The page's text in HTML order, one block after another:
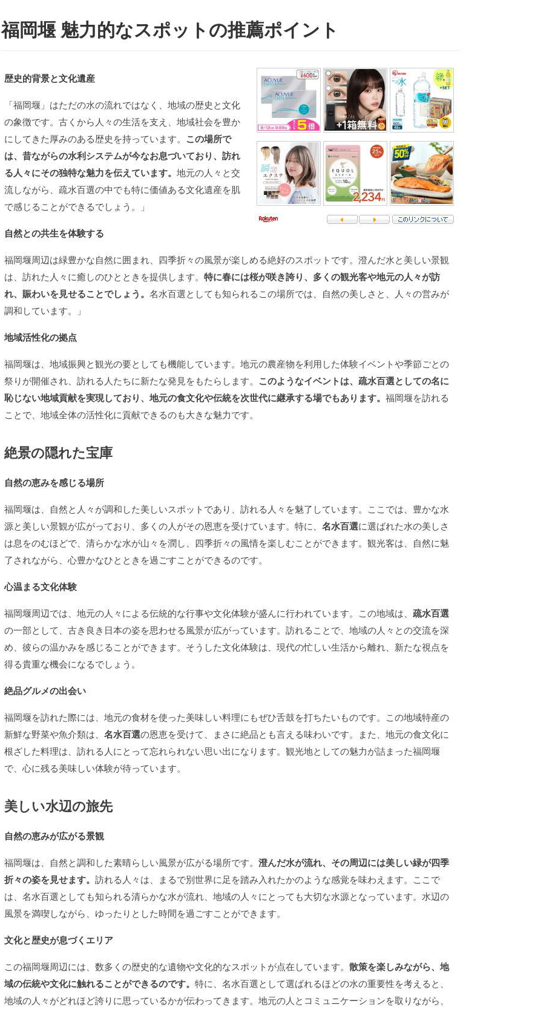
福岡堰 魅力的なスポットの推薦ポイント
歴史的背景と文化遺産
「福岡堰」はただの水の流れではなく、地域の歴史と文化
の象徴です。古くから人々の生活を支え、地域社会を豊か
にしてきた厚みのある歴史を持っています。 この場所で
は、昔ながらの水利システムが今なお息づいており、訪れ
る人々にその独特な魅力を伝えています。 地元の人々と交
流しながら、疏水百選の中でも特に価値ある文化遺産を肌
で感じることができるでしょう。」
自然との共生を体験する
福岡堰周辺は緑豊かな自然に囲まれ、四季折々の風景が楽しめる絶好のスポットです。澄んだ水と美しい景観
は、訪れた人々に癒しのひとときを提供します。 特に春には桜が咲き誇り、多くの観光客や地元の人々が訪
れ、賑わいを見せることでしょう。 名水百選としても知られるこの場所では、自然の美しさと、人々の営みが
調和しています。」
地域活性化の拠点
福岡堰は、地域振興と観光の要としても機能しています。地元の農産物を利用した体験イベントや季節ごとの
祭りが開催され、訪れる人たちに新たな発見をもたらします。 このようなイベントは、疏水百選としての名に
恥じない地域貢献を実現しており、地元の食文化や伝統を次世代に継承する場でもあります。 福岡堰を訪れる
ことで、地域全体の活性化に貢献できるのも大きな魅力です。
絶景の隠れた宝庫
自然の恵みを感じる場所
福岡堰は、自然と人々が調和した美しいスポットであり、訪れる人々を魅了しています。ここでは、豊かな水
源と美しい景観が広がっており、多くの人がその恩恵を受けています。特に、 名水百選に選ばれた水の美しさ
は息をのむほどで、清らかな水が山々を潤し、四季折々の風情を楽しむことができます。観光客は、自然に魅
了されながら、心豊かなひとときを過ごすことができるのです。
心温まる文化体験
福岡堰周辺では、地元の人々による伝統的な行事や文化体験が盛んに行われています。この地域は、 疏水百選
の一部として、古き良き日本の姿を思わせる風景が広がっています。訪れることで、地域の人々との交流を深
め、彼らの温かみを感じることができます。そうした文化体験は、現代の忙しい生活から離れ、新たな視点を
得る貴重な機会になるでしょう。
絶品グルメの出会い
福岡堰を訪れた際には、地元の食材を使った美味しい料理にもぜひ舌鼓を打ちたいものです。この地域特産の
新鮮な野菜や魚介類は、 名水百選の恩恵を受けて、まさに絶品とも言える味わいです。また、地元の食文化に
根ざした料理は、訪れる人にとって忘れられない思い出になります。観光地としての魅力が詰まった福岡堰
で、心に残る美味しい体験が待っています。
美しい水辺の旅先
自然の恵みが広がる景観
福岡堰は、自然と調和した素晴らしい風景が広がる場所です。 澄んだ水が流れ、その周辺には美しい緑が四季
折々の姿を見せます。 訪れる人々は、まるで別世界に足を踏み入れたかのような感覚を味わえます。ここで
は、名水百選としても知られる清らかな水が流れ、地域の人々にとっても大切な水源となっています。水辺の
風景を満喫しながら、ゆったりとした時間を過ごすことができます。
文化と歴史が息づくエリア
この福岡堰周辺には、数多くの歴史的な遺物や文化的なスポットが点在しています。 散策を楽しみながら、地
域の伝統や文化に触れることができるのです。 特に、名水百選として選ばれるほどの水の重要性を考えると、
地域の人々がどれほど誇りに思っているかが伝わってきます。地元の人とコミュニケーションを取りながら、